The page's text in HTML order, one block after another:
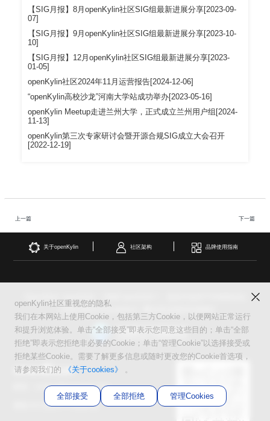
【SIG月报】8月openKylin社区SIG组最新进展分享[2023-09-
07]
【SIG月报】9月openKylin社区SIG组最新进展分享[2023-10-
10]
【SIG月报】12月openKylin社区SIG组最新进展分享[2023-
01-05]
openKylin社区2024年11月运营报告[2024-12-06]
“openKylin高校沙龙”河南大学站成功举办[2023-05-16]
openKylin Meetup走进兰州大学，正式成立兰州用户组[2024-
11-13]
openKylin第三次专家研讨会暨开源合规SIG成立大会召开
[2022-12-19]
上一篇 下一篇
关于openKylin 社区架构 品牌使用指南
（OpenAtom Foundation）孵化及运营的开源项目
邮箱：contact@openkylin.top
遵循 木兰宽松许可证第2版
openKylin社区重视您的隐私
我们在本网站上使用Cookie，包括第三方Cookie，以便网站正常运行
和提升浏览体验。单击“全部接受”即表示您同意这些目的；单击“全部
拒绝”即表示您拒绝非必要的Cookie；单击“管理Cookie”以选择接受或
拒绝某些Cookie。需要了解更多信息或随时更改您的Cookie首选项，
请参阅我们的
《关于cookies》 。
全部接受 全部拒绝 管理Cookies